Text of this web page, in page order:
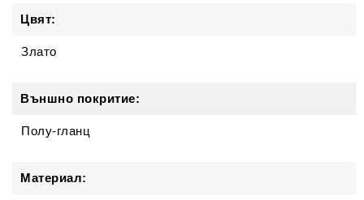
Цвят:
Злато
Външно покритие:
Полу-гланц
Материал: